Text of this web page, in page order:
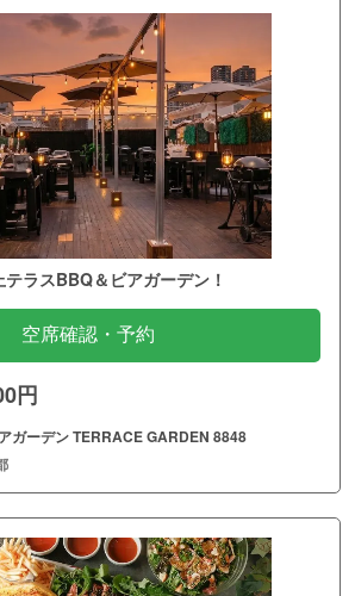
ラスBBQ＆ビアガーデン！
空席確認・予約
円
ガーデン TERRACE GARDEN 8848